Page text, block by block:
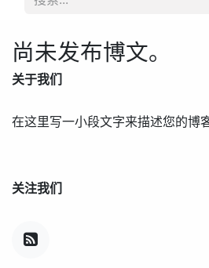
尚未发布博文。
关于我们
在这里写一小段文字来描述您的博
关注我们